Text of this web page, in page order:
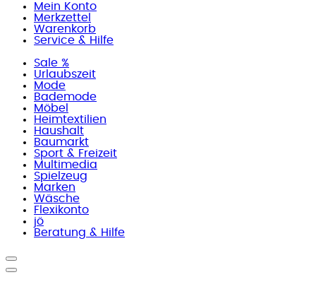
Mein Konto
Merkzettel
Warenkorb
Service & Hilfe
Sale %
Urlaubszeit
Mode
Bademode
Möbel
Heimtextilien
Haushalt
Baumarkt
Sport & Freizeit
Multimedia
Spielzeug
Marken
Wäsche
Flexikonto
jö
Beratung & Hilfe